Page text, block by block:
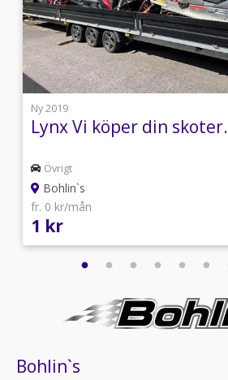
Ny 2019
Lynx Vi köper din skoter.
Övrigt
Bohlin`s
fr. 0 kr/mån
1 kr
Bohlin`s